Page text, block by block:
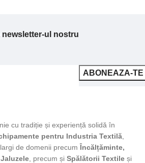
newsletter-ul nostru
cu tradiție și experiență solidă în
pentru Industria Textilă
de domenii precum Încălțăminte,
, precum și Spălătorii Textile și